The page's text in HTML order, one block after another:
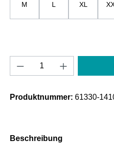
M L XL
Produkt Anzahl: Gib
Produktnummer: 61330-
Beschreibung